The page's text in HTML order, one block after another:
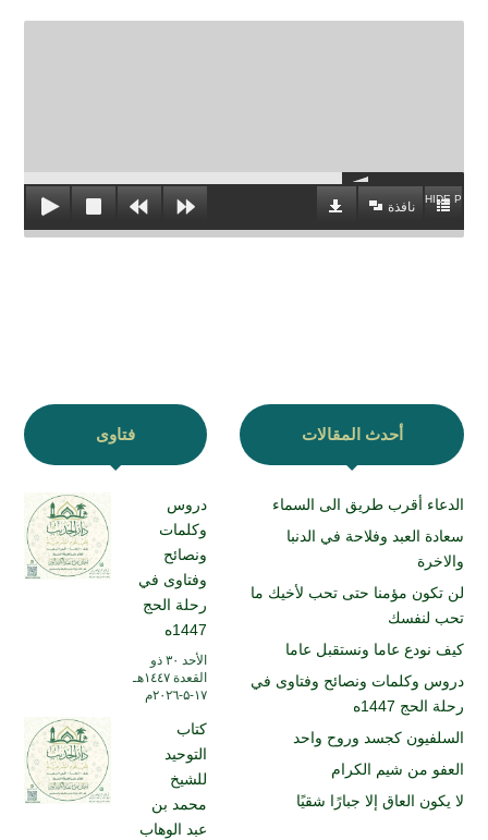
HIDE
نافذة
أحدث المقالات
الدعاء أقرب طريق الى السماء
سعادة العبد وفلاحة في الدنبا
والاخرة
لن تكون مؤمنا حتى تحب لأخيك ما
تحب لنفسك
كيف نودع عاما ونستقبل عاما
دروس وكلمات ونصائح وفتاوى في
رحلة الحج 1447ه
السلفيون كجسد وروح واحد
العفو من شيم الكرام
لا يكون العاق إلا جبارًا شقيًا
فتاوى
دروس
وكلمات
ونصائح
وفتاوى في
رحلة الحج
1447ه
الأحد ۳۰ ذو
القعدة ۱٤٤۷هـ
۱۷-۵-۲۰۲٦م
كتاب
التوحيد
للشيخ
محمد بن
عبد الوهاب